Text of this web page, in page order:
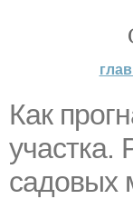
Как
участка.
садовых